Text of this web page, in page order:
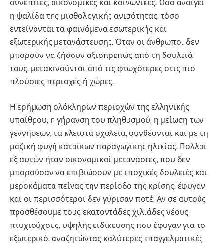
συνέπειες, οικονομικές και κοινωνικές. Όσο ανοίγει
η ψαλίδα της μισθολογικής ανισότητας, τόσο
εντείνονται τα φαινόμενα εσωτερικής και
εξωτερικής μετανάστευσης. Όταν οι άνθρωποι δεν
μπορούν να ζήσουν αξιοπρεπώς από τη δουλειά
τους, μετακινούνται από τις φτωχότερες στις πιο
πλούσιες περιοχές ή χώρες.
Η ερήμωση ολόκληρων περιοχών της ελληνικής
υπαίθρου, η γήρανση του πληθυσμού, η μείωση των
γεννήσεων, τα κλειστά σχολεία, συνδέονται και με τη
μαζική φυγή κατοίκων παραγωγικής ηλικίας. Πολλοί
εξ αυτών ήταν οικονομικοί μετανάστες, που δεν
μπορούσαν να επιβιώσουν με εποχικές δουλειές και
μεροκάματα πείνας την περίοδο της κρίσης, έφυγαν
και οι περισσότεροι δεν γύρισαν ποτέ. Αν σε αυτούς
προσθέσουμε τους εκατοντάδες χιλιάδες νέους
πτυχιούχους, υψηλής ειδίκευσης που έφυγαν για το
εξωτερικό, αναζητώντας καλύτερες επαγγελματικές